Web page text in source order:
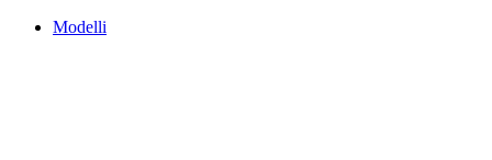
Modelli